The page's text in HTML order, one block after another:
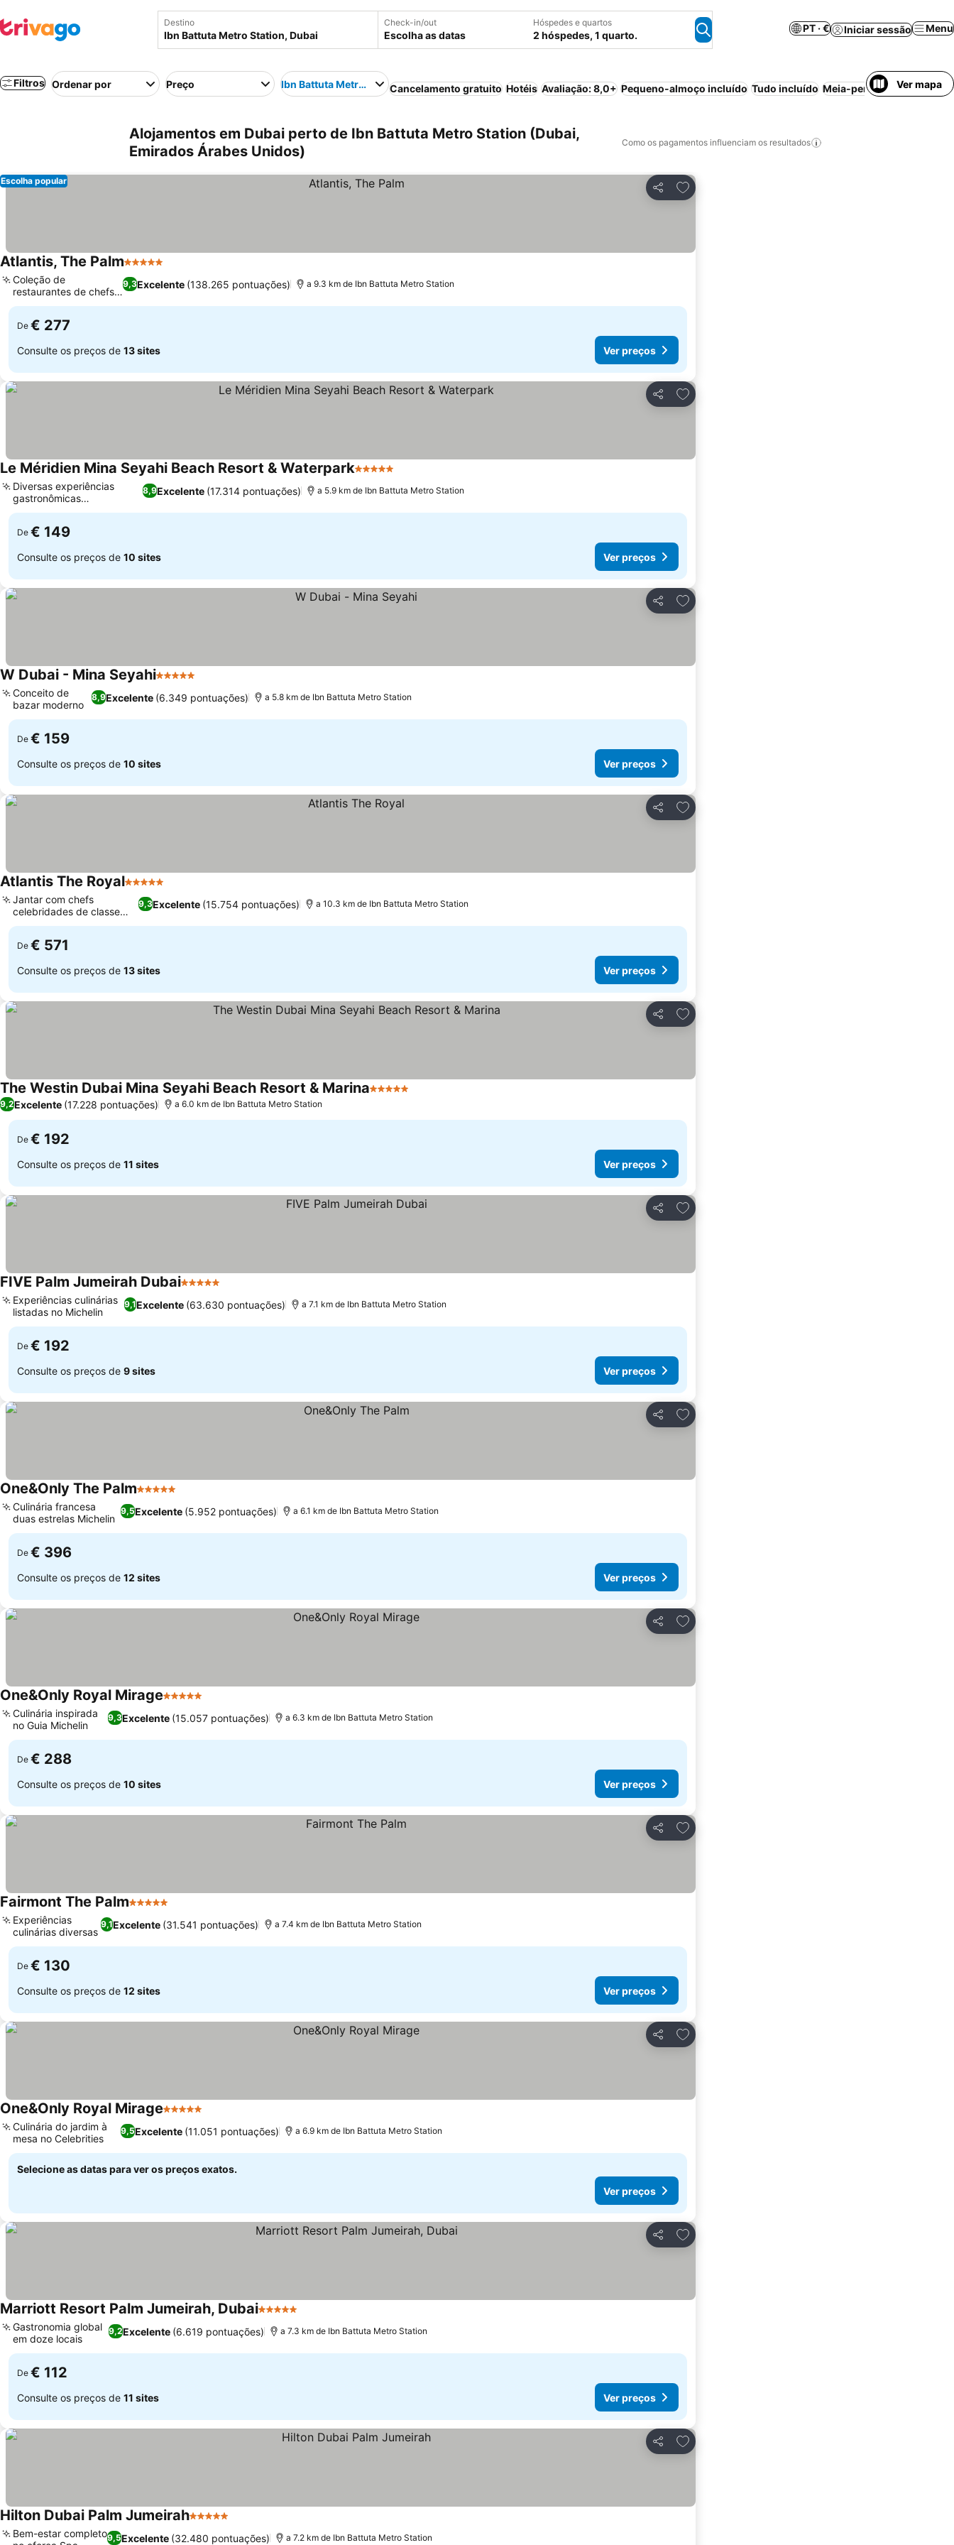
Destino Check-in/out
Escolha as datas
Hóspedes e quartos
2 hóspedes, 1 quarto.
PT · € Iniciar sessão Menu
Filtros Ordenar por Preço Ibn Battuta Metro StationCancelamento gratuito Hotéis Avaliação: 8,0+ Pequeno-almoço incluído Tudo incluído Meia-pensão Praia
Ver mapa
Alojamentos em Dubai perto de Ibn Battuta Metro Station (Dubai,
Emirados Árabes Unidos)
Como os pagamentos influenciam os resultados
Partilhar
Adicionar aos favoritos
Escolha popular
Atlantis, The Palm5 Estrelas
9,3Excelente (138.265 pontuações)
Coleção de
restaurantes de chefs
famosos
a 9.3 km de Ibn Battuta Metro Station
De € 277
Consulte os preços de 13 sites Ver preços
Partilhar
Adicionar aos favoritos
Le Méridien Mina Seyahi Beach Resort & Waterpark5 Estrelas
8,9Excelente (17.314 pontuações)
Diversas experiências
gastronômicas
internacionais
a 5.9 km de Ibn Battuta Metro Station
De € 149
Consulte os preços de 10 sites Ver preços
Partilhar
Adicionar aos favoritos
W Dubai - Mina Seyahi5 Estrelas
8,9Excelente (6.349 pontuações)
Conceito de
bazar moderno
a 5.8 km de Ibn Battuta Metro Station
De € 159
Consulte os preços de 10 sites Ver preços
Partilhar
Adicionar aos favoritos
Atlantis The Royal5 Estrelas
9,3Excelente (15.754 pontuações)
Jantar com chefs
celebridades de classe
mundial
a 10.3 km de Ibn Battuta Metro Station
De € 571
Consulte os preços de 13 sites Ver preços
Partilhar
Adicionar aos favoritos
The Westin Dubai Mina Seyahi Beach Resort & Marina5 Estrelas
9,2Excelente (17.228 pontuações) a 6.0 km de Ibn Battuta Metro Station
De € 192
Consulte os preços de 11 sites Ver preços
Partilhar
Adicionar aos favoritos
FIVE Palm Jumeirah Dubai5 Estrelas
9,1Excelente (63.630 pontuações)
Experiências culinárias
listadas no Michelin
a 7.1 km de Ibn Battuta Metro Station
De € 192
Consulte os preços de 9 sites Ver preços
Partilhar
Adicionar aos favoritos
One&Only The Palm5 Estrelas
9,5Excelente (5.952 pontuações)
Culinária francesa
duas estrelas Michelin
a 6.1 km de Ibn Battuta Metro Station
De € 396
Consulte os preços de 12 sites Ver preços
Partilhar
Adicionar aos favoritos
One&Only Royal Mirage5 Estrelas
9,3Excelente (15.057 pontuações)
Culinária inspirada
no Guia Michelin
a 6.3 km de Ibn Battuta Metro Station
De € 288
Consulte os preços de 10 sites Ver preços
Partilhar
Adicionar aos favoritos
Fairmont The Palm5 Estrelas
9,1Excelente (31.541 pontuações)
Experiências
culinárias diversas
a 7.4 km de Ibn Battuta Metro Station
De € 130
Consulte os preços de 12 sites Ver preços
Partilhar
Adicionar aos favoritos
One&Only Royal Mirage5 Estrelas
9,5Excelente (11.051 pontuações)
Culinária do jardim à
mesa no Celebrities
a 6.9 km de Ibn Battuta Metro Station
Selecione as datas para ver os preços exatos.
Ver preços
Partilhar
Adicionar aos favoritos
Marriott Resort Palm Jumeirah, Dubai5 Estrelas
9,2Excelente (6.619 pontuações)
Gastronomia global
em doze locais
a 7.3 km de Ibn Battuta Metro Station
De € 112
Consulte os preços de 11 sites Ver preços
Partilhar
Adicionar aos favoritos
Hilton Dubai Palm Jumeirah5 Estrelas
9,5Excelente (32.480 pontuações)
Bem-estar completo
a 7.2 km de Ibn Battuta Metro Station